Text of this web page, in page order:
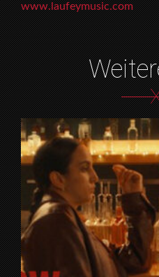
www.laufeymusic.com